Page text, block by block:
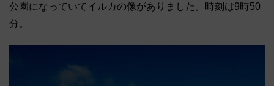
公園になっていてイルカの像がありました。時刻は9時50
分。